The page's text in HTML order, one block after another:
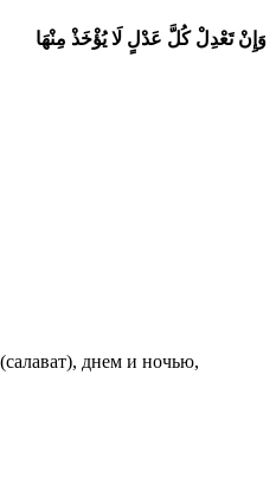
وَإِنْ تَعْدِلْ كُلَّ عَدْلٍ لَا يُؤْخَذْ مِنْهَا
днем и ночью,